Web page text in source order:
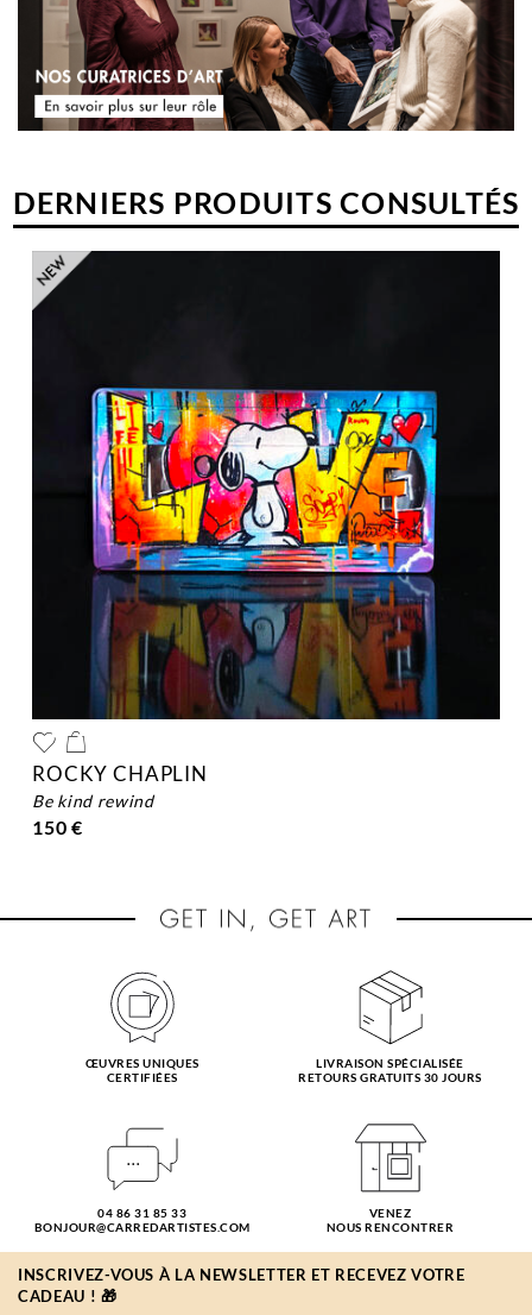
DERNIERS PRODUITS CONSULTÉS
ROCKY CHAPLIN
be kind rewind
150 €
ŒUVRES UNIQUES
CERTIFIÉES
LIVRAISON SPÉCIALISÉE
RETOURS GRATUITS 30 JOURS
04 86 31 85 33
BONJOUR@CARREDARTISTES.COM
VENEZ
NOUS RENCONTRER
INSCRIVEZ-VOUS À LA NEWSLETTER ET RECEVEZ VOTRE
CADEAU ! 🎁